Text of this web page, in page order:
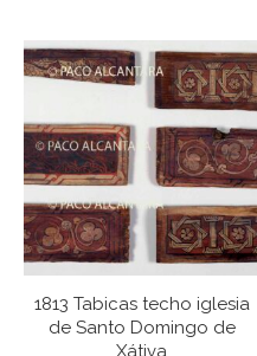
1813 Tabicas techo iglesia
de Santo Domingo de
Xátiva